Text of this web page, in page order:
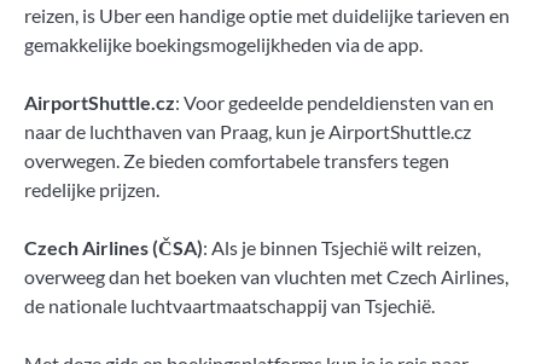
reizen, is Uber een handige optie met duidelijke tarieven en
gemakkelijke boekingsmogelijkheden via de app.
AirportShuttle.cz: Voor gedeelde pendeldiensten van en
naar de luchthaven van Praag, kun je AirportShuttle.cz
overwegen. Ze bieden comfortabele transfers tegen
redelijke prijzen.
Czech Airlines (ČSA): Als je binnen Tsjechië wilt reizen,
overweeg dan het boeken van vluchten met Czech Airlines,
de nationale luchtvaartmaatschappij van Tsjechië.